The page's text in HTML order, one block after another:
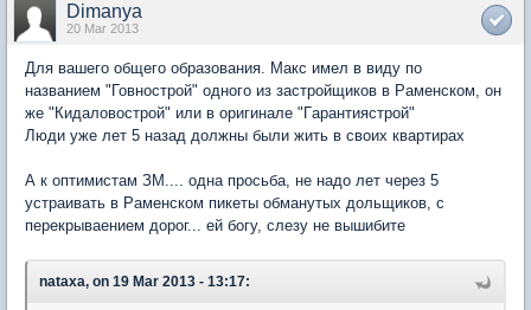
Dimanya
20 Mar 2013
Для вашего общего образования. Макс имел в виду по
названием "Говнострой" одного из застройщиков в Раменском, он
же "Кидаловострой" или в оригинале "Гaрaнтиястрой"
Люди уже лет 5 назад должны были жить в своих квартирах
А к оптимистам ЗМ.... одна просьба, не надо лет через 5
устраивать в Раменском пикеты обманутых дольщиков, с
перекрываением дорог... ей богу, слезу не вышибите
nataxa, on 19 Mar 2013 - 13:17: